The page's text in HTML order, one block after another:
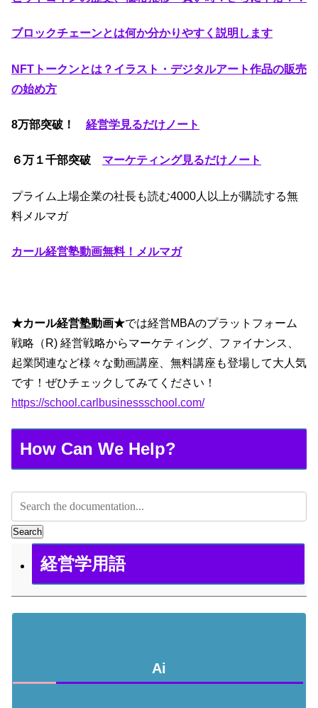
ブロックチェーンとは何か分かりやすく説明します
NFTトークンとは？イラスト・デジタルアート作品の販売
の始め方
8万部突破！ 経営学見るだけノート
６万１千部突破 マーケティング見るだけノート
プライム上場企業の社長も読む4000人以上が購読する無
料メルマガ
カール経営塾動画無料！メルマガ
★カール経営塾動画★では経営MBAのプラットフォーム
戦略（R) 経営戦略からマーケティング、ファイナンス、
起業関連など様々な動画講座、無料講座も登場して大人気
です！ぜひチェックしてみてください！
https://school.carlbusinessschool.com/
How Can We Help?
Search
経営学用語
Ai